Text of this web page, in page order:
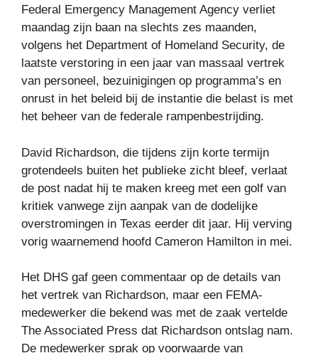
Federal Emergency Management Agency verliet
maandag zijn baan na slechts zes maanden,
volgens het Department of Homeland Security, de
laatste verstoring in een jaar van massaal vertrek
van personeel, bezuinigingen op programma’s en
onrust in het beleid bij de instantie die belast is met
het beheer van de federale rampenbestrijding.
David Richardson, die tijdens zijn korte termijn
grotendeels buiten het publieke zicht bleef, verlaat
de post nadat hij te maken kreeg met een golf van
kritiek vanwege zijn aanpak van de dodelijke
overstromingen in Texas eerder dit jaar. Hij verving
vorig waarnemend hoofd Cameron Hamilton in mei.
Het DHS gaf geen commentaar op de details van
het vertrek van Richardson, maar een FEMA-
medewerker die bekend was met de zaak vertelde
The Associated Press dat Richardson ontslag nam.
De medewerker sprak op voorwaarde van